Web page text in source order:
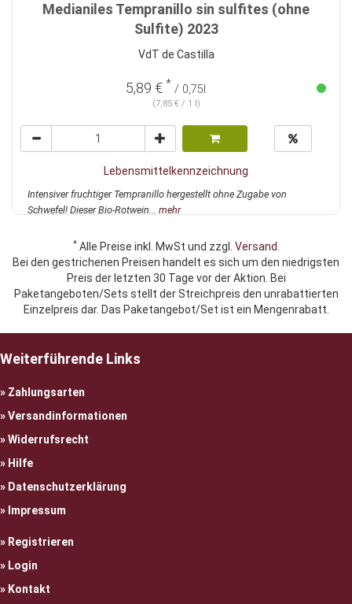
Medianiles Tempranillo sin sulfites (ohne
Sulfite) 2023
VdT de Castilla
5,89 € * / 0,75l
(7,85 € / 1 l)
Lebensmittelkennzeichnung
Intensiver fruchtiger Tempranillo hergestellt ohne Zugabe von
Schwefel! Dieser Bio-Rotwein... mehr
*Alle Preise inkl. MwSt und zzgl. Versand.
Bei den gestrichenen Preisen handelt es sich um den niedrigsten
Preis der letzten 30 Tage vor der Aktion. Bei
Paketangeboten/Sets stellt der Streichpreis den unrabattierten
Einzelpreis dar. Das Paketangebot/Set ist ein Mengenrabatt.
Weiterführende Links
Zahlungsarten
Versandinformationen
Widerrufsrecht
Hilfe
Datenschutzerklärung
Impressum
Registrieren
Login
Kontakt